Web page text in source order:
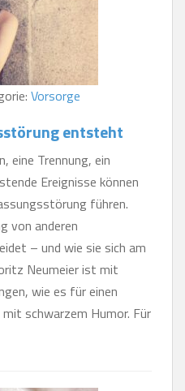
Vorsorge
entsteht
eine Trennung, ein
Ereignisse können
führen.
von anderen
– und wie sie sich am
Neumeier ist mit
wie es für einen
schwarzem Humor. Für